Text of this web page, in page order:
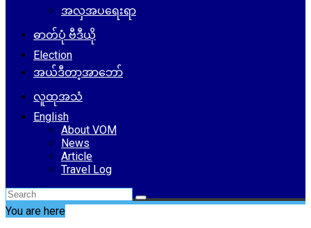
အလှအပရေးရာ
ဓာတ်ပုံ ဗီဒီယို
Election
အယ်ဒီတာ့အာဘော်
လူထုအသံ
English
About VOM
News
Article
Travel Log
You are here